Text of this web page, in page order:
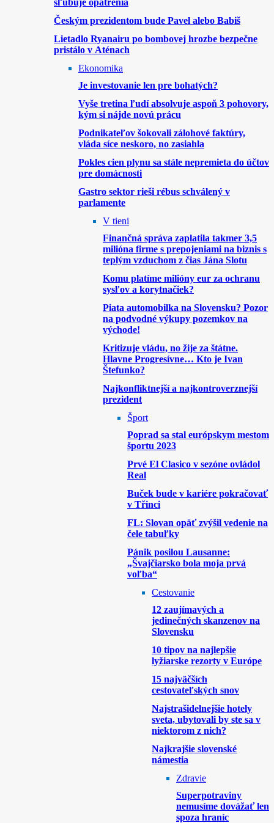
sľubuje opatrenia
Českým prezidentom bude Pavel alebo Babiš
Lietadlo Ryanairu po bombovej hrozbe bezpečne
pristálo v Aténach
Ekonomika
Je investovanie len pre bohatých?
Vyše tretina ľudí absolvuje aspoň 3 pohovory,
kým si nájde novú prácu
Podnikateľov šokovali zálohové faktúry,
vláda síce neskoro, no zasiahla
Pokles cien plynu sa stále nepremieta do účtov
pre domácnosti
Gastro sektor rieši rébus schválený v
parlamente
V tieni
Finančná správa zaplatila takmer 3,5
milióna firme s prepojeniami na biznis s
teplým vzduchom z čias Jána Slotu
Komu platíme milióny eur za ochranu
sysľov a korytnačiek?
Piata automobilka na Slovensku? Pozor
na podvodné výkupy pozemkov na
východe!
Kritizuje vládu, no žije za štátne.
Hlavne Progresívne… Kto je Ivan
Štefunko?
Najkonfliktnejší a najkontroverznejší
prezident
Šport
Poprad sa stal európskym mestom
športu 2023
Prvé El Clasico v sezóne ovládol
Real
Buček bude v kariére pokračovať
v Třinci
FL: Slovan opäť zvýšil vedenie na
čele tabuľky
Pánik posilou Lausanne:
„Švajčiarsko bola moja prvá
voľba“
Cestovanie
12 zaujímavých a
jedinečných skanzenov na
Slovensku
10 tipov na najlepšie
lyžiarske rezorty v Európe
15 najväčších
cestovateľských snov
Najstrašidelnejšie hotely
sveta, ubytovali by ste sa v
niektorom z nich?
Najkrajšie slovenské
námestia
Zdravie
Superpotraviny
nemusíme dovážať len
spoza hraníc